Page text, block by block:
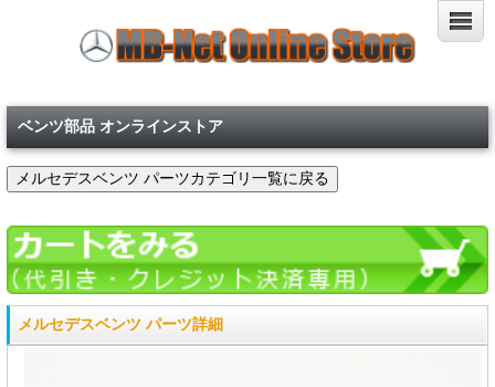
ベンツ部品 オンラインストア
メルセデスベンツ パーツ詳細